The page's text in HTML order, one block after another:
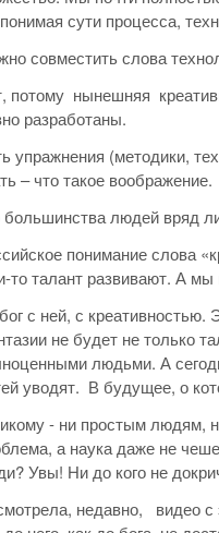
сути процесса,
совместить слова
потому нынешняя
разработаны.
упражнения (методики,
– что такое
большинства людей вряд
понимание слова
то талант развивают. А мы
с ней, с
не будет не только
людьми. А
уводят. В будущее, о
- ни простым людям,
а наука даже не
Увы! Ни до кого не
недавно, видео с